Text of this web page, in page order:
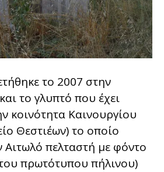
το 2007 στην
το γλυπτό που έχει
κοινότητα Καινουργίου
Θεστιέων) το οποίο
Αιτωλό πελταστή με φόντο
πρωτότυπου πήλινου)